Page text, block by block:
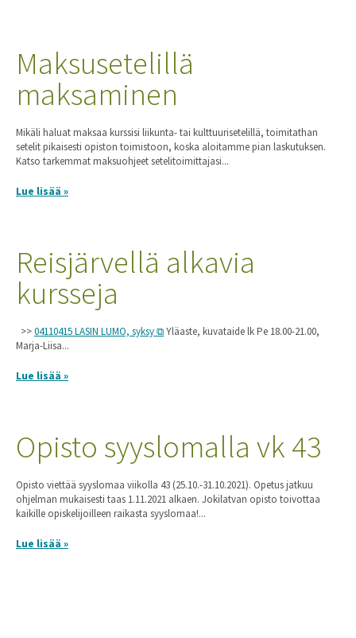
Maksusetelillä
maksaminen
Mikäli haluat maksaa kurssisi liikunta- tai kulttuurisetelillä, toimitathan
setelit pikaisesti opiston toimistoon, koska aloitamme pian laskutuksen.
Katso tarkemmat maksuohjeet setelitoimittajasi...
Lue lisää »
Reisjärvellä alkavia
kursseja
>>04110415 LASIN LUMO, syksy
Yläaste, kuvataide lk Pe 18.00-21.00,
Marja-Liisa...
Lue lisää »
Opisto syyslomalla vk 43
Opisto viettää syyslomaa viikolla 43 (25.10.-31.10.2021). Opetus jatkuu
ohjelman mukaisesti taas 1.11.2021 alkaen. Jokilatvan opisto toivottaa
kaikille opiskelijoilleen raikasta syyslomaa!...
Lue lisää »